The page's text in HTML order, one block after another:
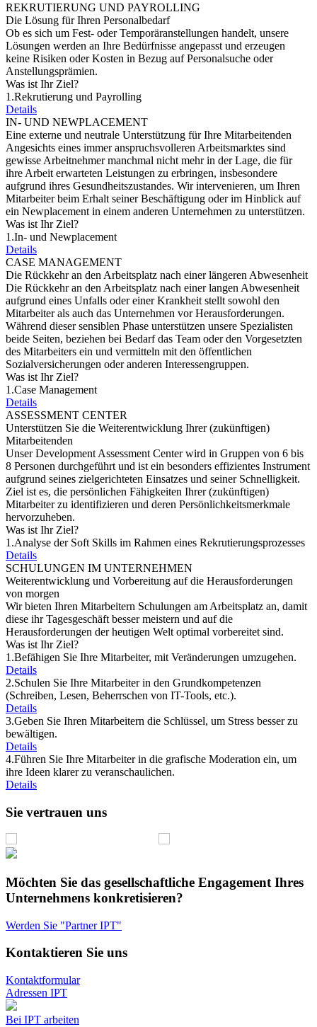
REKRUTIERUNG UND PAYROLLING
Die Lösung für Ihren Personalbedarf
Ob es sich um Fest- oder Temporäranstellungen handelt, unsere
Lösungen werden an Ihre Bedürfnisse angepasst und erzeugen
keine Risiken oder Kosten in Bezug auf Personalsuche oder
Anstellungsprämien.
Was ist Ihr Ziel?
1.Rekrutierung und Payrolling
Details
IN- UND NEWPLACEMENT
Eine externe und neutrale Unterstützung für Ihre Mitarbeitenden
Angesichts eines immer anspruchsvolleren Arbeitsmarktes sind
gewisse Arbeitnehmer manchmal nicht mehr in der Lage, die für
ihre Arbeit erwarteten Leistungen zu erbringen, insbesondere
aufgrund ihres Gesundheitszustandes. Wir intervenieren, um Ihren
Mitarbeiter beim Erhalt seiner Beschäftigung oder im Hinblick auf
ein Newplacement in einem anderen Unternehmen zu unterstützen.
Was ist Ihr Ziel?
1.In- und Newplacement
Details
CASE MANAGEMENT
Die Rückkehr an den Arbeitsplatz nach einer längeren Abwesenheit
Die Rückkehr an den Arbeitsplatz nach einer langen Abwesenheit
aufgrund eines Unfalls oder einer Krankheit stellt sowohl den
Mitarbeiter als auch das Unternehmen vor Herausforderungen.
Während dieser sensiblen Phase unterstützen unsere Spezialisten
beide Seiten, beziehen bei Bedarf das Team oder den Vorgesetzten
des Mitarbeiters ein und vermitteln mit den öffentlichen
Sozialversicherungen oder anderen Interessengruppen.
Was ist Ihr Ziel?
1.Case Management
Details
ASSESSMENT CENTER
Unterstützen Sie die Weiterentwicklung Ihrer (zukünftigen)
Mitarbeitenden
Unser Development Assessment Center wird in Gruppen von 6 bis
8 Personen durchgeführt und ist ein besonders effizientes Instrument
aufgrund seines zielgerichteten Einsatzes und seiner Schnelligkeit.
Ziel ist es, die persönlichen Fähigkeiten Ihrer (zukünftigen)
Mitarbeiter zu identifizieren und deren Persönlichkeitsmerkmale
hervorzuheben.
Was ist Ihr Ziel?
1.Analyse der Soft Skills im Rahmen eines Rekrutierungsprozesses
Details
SCHULUNGEN IM UNTERNEHMEN
Weiterentwicklung und Vorbereitung auf die Herausforderungen
von morgen
Wir bieten Ihren Mitarbeitern Schulungen am Arbeitsplatz an, damit
diese ihr Tagesgeschäft besser meistern und auf die
Herausforderungen der heutigen Welt optimal vorbereitet sind.
Was ist Ihr Ziel?
1.Befähigen Sie Ihre Mitarbeiter, mit Veränderungen umzugehen.
Details
2.Schulen Sie Ihre Mitarbeiter in den Grundkompetenzen
(Schreiben, Lesen, Beherrschen von IT-Tools, etc.).
Details
3.Geben Sie Ihren Mitarbeitern die Schlüssel, um Stress besser zu
bewältigen.
Details
4.Führen Sie Ihre Mitarbeiter in die grafische Moderation ein, um
ihre Ideen klarer zu veranschaulichen.
Details
Sie vertrauen uns
Möchten Sie das gesellschaftliche Engagement Ihres
Unternehmens konkretisieren?
Werden Sie "Partner IPT"
Kontaktieren Sie uns
Kontaktformular
Adressen IPT
Bei IPT arbeiten